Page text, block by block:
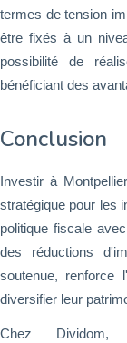
termes de tension
être fixés à un
possibilité de
bénéficiant des
Conclusion
Investir à
stratégique pour les
politique fiscale
des réductions
soutenue, renforce
diversifier leur
Chez Dividom,